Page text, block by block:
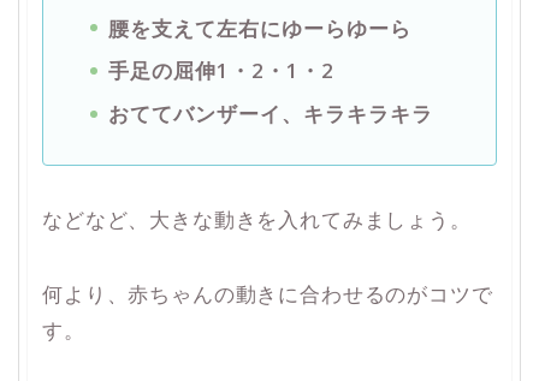
腰を支えて左右にゆーらゆーら
手足の屈伸1・2・1・2
おててバンザーイ、キラキラキラ
などなど、大きな動きを入れてみましょう。
何より、赤ちゃんの動きに合わせるのがコツで
す。